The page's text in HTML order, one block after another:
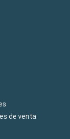
de venta